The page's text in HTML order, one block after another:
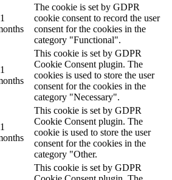
The cookie is set by GDPR
cookie consent to record the user
consent for the cookies in the
category "Functional".
This cookie is set by GDPR
Cookie Consent plugin. The
cookies is used to store the user
consent for the cookies in the
category "Necessary".
This cookie is set by GDPR
Cookie Consent plugin. The
cookie is used to store the user
consent for the cookies in the
category "Other.
This cookie is set by GDPR